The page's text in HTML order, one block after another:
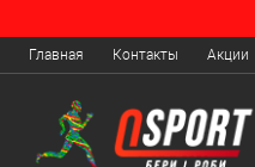
Главная Контакты Акции